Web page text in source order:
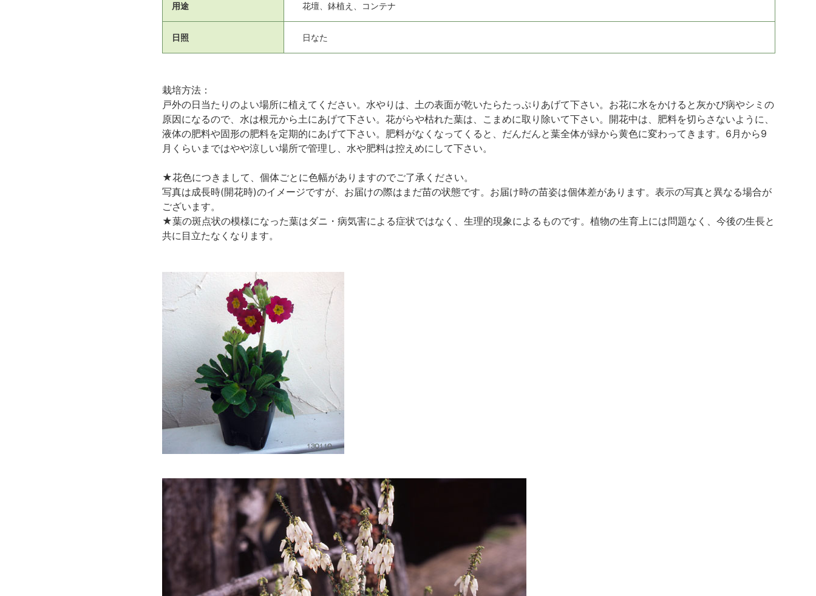
用途 花壇、鉢植え、コンテナ
日照 日なた
栽培方法：
戸外の日当たりのよい場所に植えてください。水やりは、土の表面が乾いたらたっぷりあげて下さい。お花に水をかけると灰かび病やシミの
原因になるので、水は根元から土にあげて下さい。花がらや枯れた葉は、こまめに取り除いて下さい。開花中は、肥料を切らさないように、
液体の肥料や固形の肥料を定期的にあげて下さい。肥料がなくなってくると、だんだんと葉全体が緑から黄色に変わってきます。6月から9
月くらいまではやや涼しい場所で管理し、水や肥料は控えめにして下さい。
★花色につきまして、個体ごとに色幅がありますのでご了承ください。
写真は成長時(開花時)のイメージですが、お届けの際はまだ苗の状態です。お届け時の苗姿は個体差があります。表示の写真と異なる場合が
ございます。
★葉の斑点状の模様になった葉はダニ・病気害による症状ではなく、生理的現象によるものです。植物の生育上には問題なく、今後の生長と
共に目立たなくなります。